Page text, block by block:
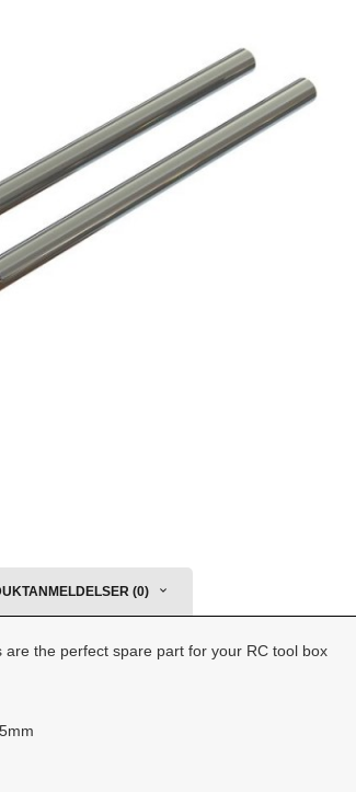
(0)
are the perfect spare part for your RC tool box